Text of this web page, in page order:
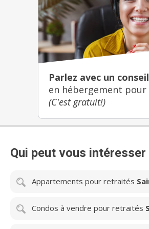
Parlez avec un
en hébergement pour
(C'est gratuit!)
Qui peut vous intéresser
Appartements pour retraités
Condos à vendre pour retraités